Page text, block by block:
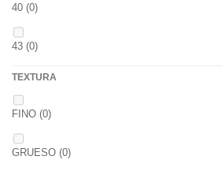
FRESA
OCEAN LIVER
GOLDEN X
40 (0)
43 (0)
TEXTURA
FINO (0)
GRUESO (0)